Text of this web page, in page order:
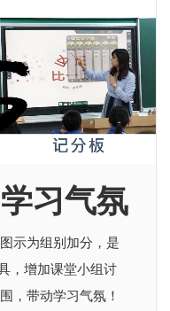
习气氛
示为组别加分，是
，增加课堂小组讨
，带动学习气氛！